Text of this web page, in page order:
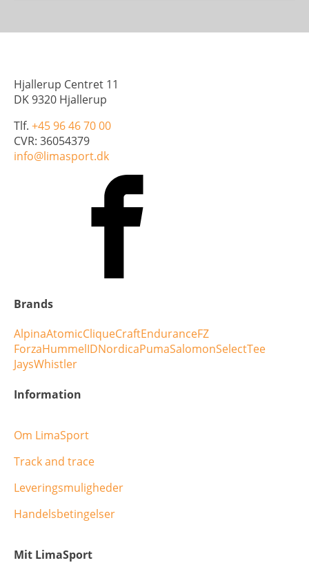
Hjallerup Centret 11
DK 9320 Hjallerup
Tlf. +45 96 46 70 00
CVR: 36054379
info@limasport.dk
Brands
AlpinaAtomicCliqueCraftEnduranceFZ
ForzaHummelIDNordicaPumaSalomonSelectTee
JaysWhistler
Information
Om LimaSport
Track and trace
Leveringsmuligheder
Handelsbetingelser
Mit LimaSport